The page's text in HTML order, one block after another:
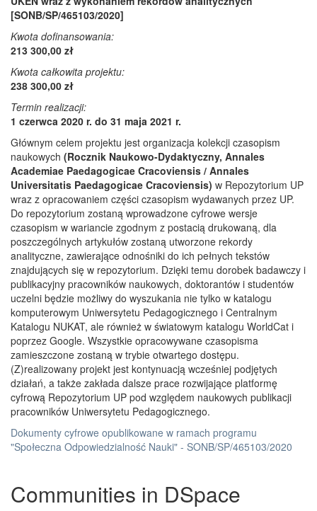
[SONB/SP/465103/2020]
Kwota dofinansowania:
213 300,00 zł
Kwota całkowita projektu:
238 300,00 zł
Termin realizacji:
1 czerwca 2020 r. do 31 maja 2021 r.
Głównym celem projektu jest organizacja kolekcji czasopism
naukowych (Rocznik Naukowo-Dydaktyczny, Annales
Academiae Paedagogicae Cracoviensis / Annales
Universitatis Paedagogicae Cracoviensis) w Repozytorium UP
wraz z opracowaniem części czasopism wydawanych przez UP.
Do repozytorium zostaną wprowadzone cyfrowe wersje
czasopism w wariancie zgodnym z postacią drukowaną, dla
poszczególnych artykułów zostaną utworzone rekordy
analityczne, zawierające odnośniki do ich pełnych tekstów
znajdujących się w repozytorium. Dzięki temu dorobek badawczy i
publikacyjny pracowników naukowych, doktorantów i studentów
uczelni będzie możliwy do wyszukania nie tylko w katalogu
komputerowym Uniwersytetu Pedagogicznego i Centralnym
Katalogu NUKAT, ale również w światowym katalogu WorldCat i
poprzez Google. Wszystkie opracowywane czasopisma
zamieszczone zostaną w trybie otwartego dostępu.
(Z)realizowany projekt jest kontynuacją wcześniej podjętych
działań, a także zakłada dalsze prace rozwijające platformę
cyfrową Repozytorium UP pod względem naukowych publikacji
pracowników Uniwersytetu Pedagogicznego.
Dokumenty cyfrowe opublikowane w ramach programu
"Społeczna Odpowiedzialność Nauki" - SONB/SP/465103/2020
Communities in DSpace